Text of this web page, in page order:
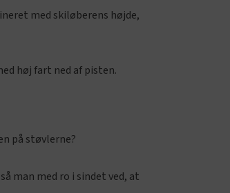
med skiløberens højde,
høj fart ned af pisten.
på støvlerne?
man med ro i sindet ved, at